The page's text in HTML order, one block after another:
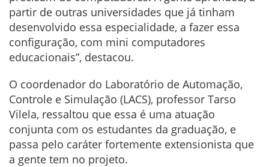
partir de outras universidades que já tinham
desenvolvido essa especialidade, a fazer essa
configuração, com mini computadores
educacionais”, destacou.
O coordenador do Laboratório de Automação,
Controle e Simulação (LACS), professor Tarso
Vilela, ressaltou que essa é uma atuação
conjunta com os estudantes da graduação, e
passa pelo caráter fortemente extensionista que
a gente tem no projeto.